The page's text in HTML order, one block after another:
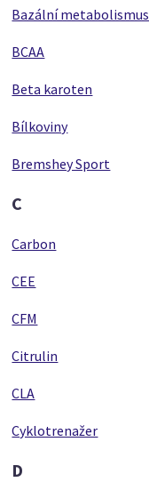
Bazální metabolismus
BCAA
Beta karoten
Bílkoviny
Bremshey Sport
C
Carbon
CEE
CFM
Citrulin
CLA
Cyklotrenažer
D